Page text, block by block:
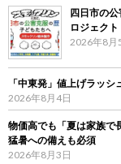
四日市の
ロジェク
2026年8月
「中東発」値上げラッ
2026年8月4日
物価高でも「夏は家族で
猛暑への備えも必須
2026年8月3日